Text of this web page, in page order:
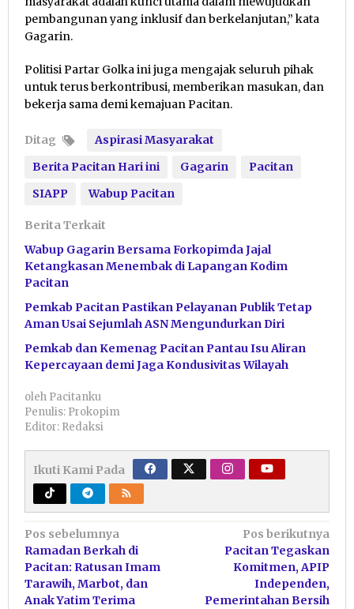
pembangunan yang inklusif dan berkelanjutan,” kata
Gagarin.
Politisi Partar Golka ini juga mengajak seluruh pihak
untuk terus berkontribusi, memberikan masukan, dan
bekerja sama demi kemajuan Pacitan.
Ditag
Aspirasi Masyarakat
Berita Pacitan Hari ini
Gagarin
Pacitan
SIAPP
Wabup Pacitan
Berita Terkait
Wabup Gagarin Bersama Forkopimda Jajal
Ketangkasan Menembak di Lapangan Kodim
Pacitan
Pemkab Pacitan Pastikan Pelayanan Publik Tetap
Aman Usai Sejumlah ASN Mengundurkan Diri
Pemkab dan Kemenag Pacitan Pantau Isu Aliran
Kepercayaan demi Jaga Kondusivitas Wilayah
oleh Pacitanku
Penulis: Prokopim
Editor: Redaksi
Ikuti Kami Pada
Navigasi
pos
Pos sebelumnya
Ramadan Berkah di
Pacitan: Ratusan Imam
Tarawih, Marbot, dan
Anak Yatim Terima
Pos berikutnya
Pacitan Tegaskan
Komitmen, APIP
Independen,
Pemerintahan Bersih